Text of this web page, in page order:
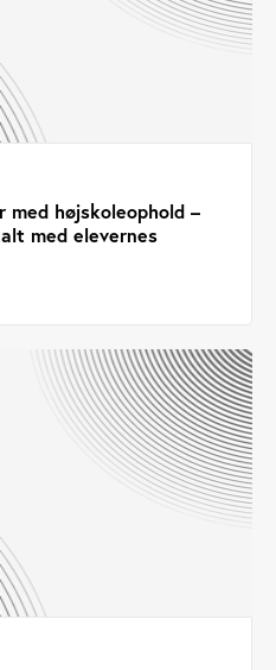
med højskoleophold –
med elevernes